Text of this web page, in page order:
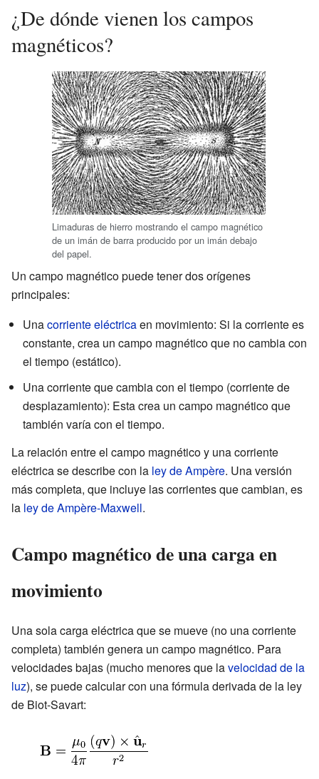
¿De dónde vienen los campos
magnéticos?
Limaduras de hierro mostrando el campo magnético
de un imán de barra producido por un imán debajo
del papel.
Un campo magnético puede tener dos orígenes
principales:
Unacorriente eléctricaen movimiento: Si la corriente es
constante, crea un campo magnético que no cambia con
el tiempo (estático).
Una corriente que cambia con el tiempo (corriente de
desplazamiento): Esta crea un campo magnético que
también varía con el tiempo.
La relación entre el campo magnético y una corriente
eléctrica se describe con la ley de Ampère. Una versión
más completa, que incluye las corrientes que cambian, es
la ley de Ampère-Maxwell.
Campo magnético de una carga en
movimiento
Una sola carga eléctrica que se mueve (no una corriente
completa) también genera un campo magnético. Para
velocidades bajas (mucho menores que lavelocidad de la
luz), se puede calcular con una fórmula derivada de la ley
de Biot-Savart: